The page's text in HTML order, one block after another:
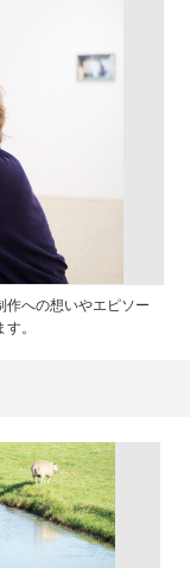
作への想いやエピソー
。